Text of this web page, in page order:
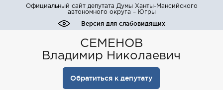
Официальный сайт депутата Думы Ханты-Мансийского
автономного округа – Югры
Версия для слабовидящих
СЕМЕНОВ
Владимир Николаевич
Обратиться к депутату